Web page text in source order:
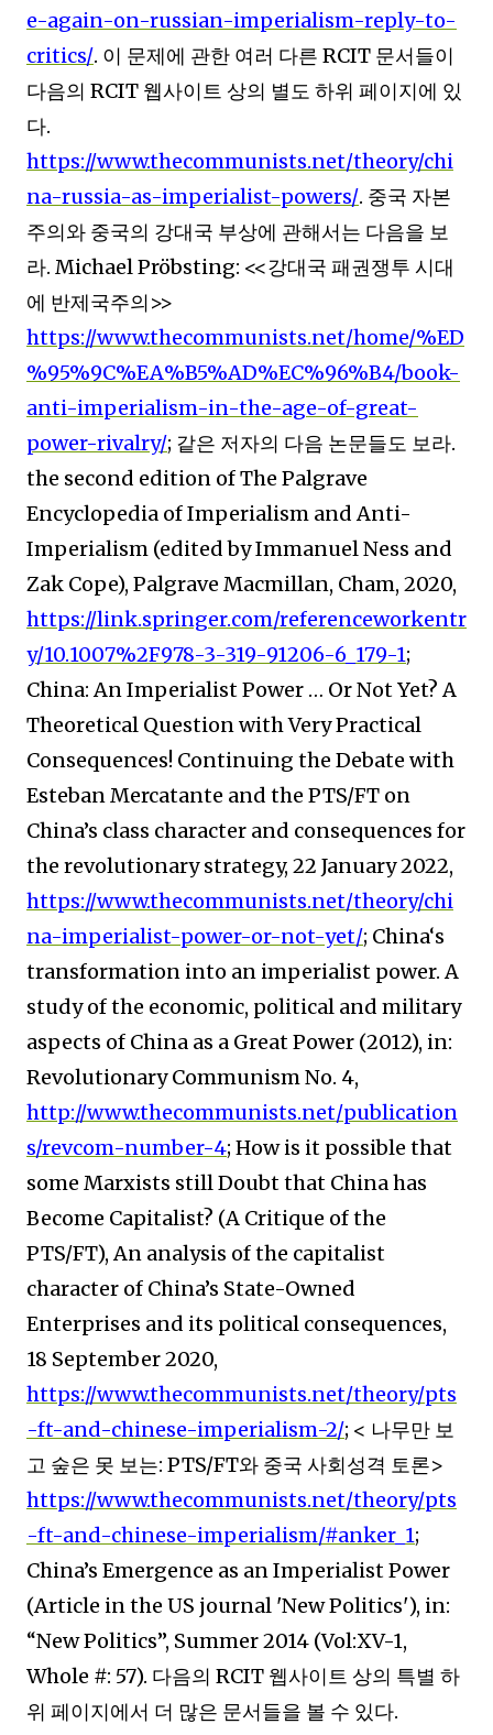
e-again-on-russian-imperialism-reply-to-
critics/. 이 문제에 관한 여러 다른 RCIT 문서들이
다음의 RCIT 웹사이트 상의 별도 하위 페이지에 있
다.
https://www.thecommunists.net/theory/chi
na-russia-as-imperialist-powers/. 중국 자본
주의와 중국의 강대국 부상에 관해서는 다음을 보
라. Michael Pröbsting: <<강대국 패권쟁투 시대
에 반제국주의>>
https://www.thecommunists.net/home/%ED
%95%9C%EA%B5%AD%EC%96%B4/book-
anti-imperialism-in-the-age-of-great-
power-rivalry/; 같은 저자의 다음 논문들도 보라.
the second edition of The Palgrave
Encyclopedia of Imperialism and Anti-
Imperialism (edited by Immanuel Ness and
Zak Cope), Palgrave Macmillan, Cham, 2020,
https://link.springer.com/referenceworkentr
y/10.1007%2F978-3-319-91206-6_179-1;
China: An Imperialist Power … Or Not Yet? A
Theoretical Question with Very Practical
Consequences! Continuing the Debate with
Esteban Mercatante and the PTS/FT on
China’s class character and consequences for
the revolutionary strategy, 22 January 2022,
https://www.thecommunists.net/theory/chi
na-imperialist-power-or-not-yet/; China‘s
transformation into an imperialist power. A
study of the economic, political and military
aspects of China as a Great Power (2012), in:
Revolutionary Communism No. 4,
http://www.thecommunists.net/publication
s/revcom-number-4; How is it possible that
some Marxists still Doubt that China has
Become Capitalist? (A Critique of the
PTS/FT), An analysis of the capitalist
character of China’s State-Owned
Enterprises and its political consequences,
18 September 2020,
https://www.thecommunists.net/theory/pts
-ft-and-chinese-imperialism-2/; < 나무만 보
고 숲은 못 보는: PTS/FT와 중국 사회성격 토론>
https://www.thecommunists.net/theory/pts
-ft-and-chinese-imperialism/#anker_1;
China’s Emergence as an Imperialist Power
(Article in the US journal 'New Politics'), in:
“New Politics”, Summer 2014 (Vol:XV-1,
Whole #: 57). 다음의 RCIT 웹사이트 상의 특별 하
위 페이지에서 더 많은 문서들을 볼 수 있다.